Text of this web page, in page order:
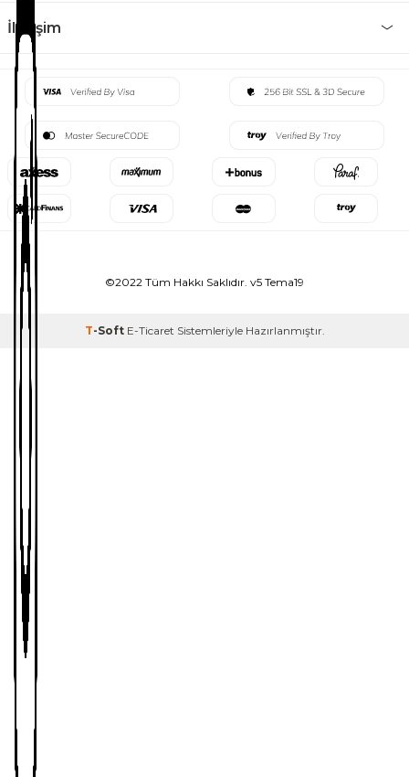
İletişim
©2022 Tüm Hakkı Saklıdır. v5 Tema19
T-Soft E-Ticaret Sistemleriyle Hazırlanmıştır.